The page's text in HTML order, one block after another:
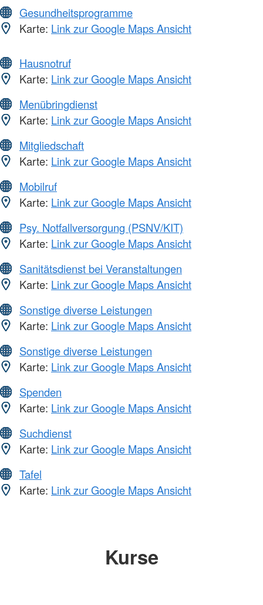
Gesundheitsprogramme
Karte: Link zur Google Maps Ansicht
Hausnotruf
Karte: Link zur Google Maps Ansicht
Menübringdienst
Karte: Link zur Google Maps Ansicht
Mitgliedschaft
Karte: Link zur Google Maps Ansicht
Mobilruf
Karte: Link zur Google Maps Ansicht
Psy. Notfallversorgung (PSNV/KIT)
Karte: Link zur Google Maps Ansicht
Sanitätsdienst bei Veranstaltungen
Karte: Link zur Google Maps Ansicht
Sonstige diverse Leistungen
Karte: Link zur Google Maps Ansicht
Sonstige diverse Leistungen
Karte: Link zur Google Maps Ansicht
Spenden
Karte: Link zur Google Maps Ansicht
Suchdienst
Karte: Link zur Google Maps Ansicht
Tafel
Karte: Link zur Google Maps Ansicht
Kurse